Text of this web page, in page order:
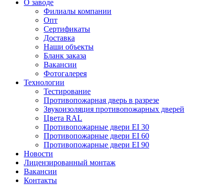
О заводе
Филиалы компании
Опт
Сертификаты
Доставка
Наши объекты
Бланк заказа
Вакансии
Фотогалерея
Технологии
Тестирование
Противопожарная дверь в разрезе
Звукоизоляция противопожарных дверей
Цвета RAL
Противопожарные двери EI 30
Противопожарные двери EI 60
Противопожарные двери EI 90
Новости
Лицензированный монтаж
Вакансии
Контакты